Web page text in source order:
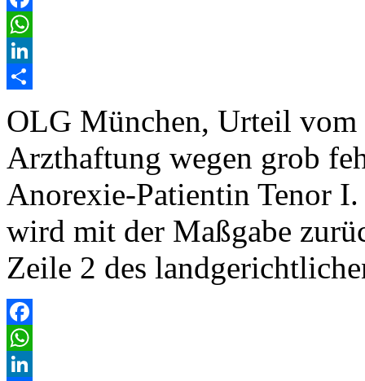
Facebook
WhatsApp
LinkedIn
OLG München, Urteil
Arzthaftung wegen grob
Anorexie-Patientin Tenor
wird mit der Maßgabe
Zeile 2 des
Facebook
WhatsApp